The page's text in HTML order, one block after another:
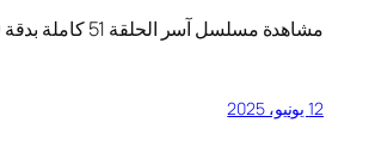
مشاهدة مسلسل آسر الحلقة 51 كاملة بدقة HD
12 يونيو، 2025